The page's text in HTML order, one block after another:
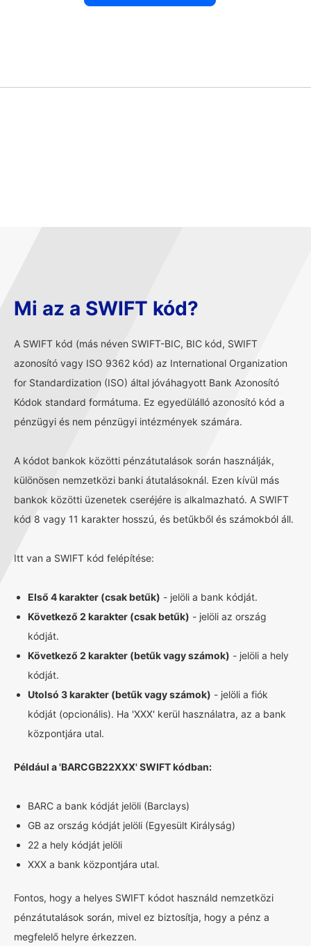
Mi az a SWIFT kód?
A SWIFT kód (más néven SWIFT-BIC, BIC kód, SWIFT
azonosító vagy ISO 9362 kód) az International Organization
for Standardization (ISO) által jóváhagyott Bank Azonosító
Kódok standard formátuma. Ez egyedülálló azonosító kód a
pénzügyi és nem pénzügyi intézmények számára.
A kódot bankok közötti pénzátutalások során használják,
különösen nemzetközi banki átutalásoknál. Ezen kívül más
bankok közötti üzenetek cseréjére is alkalmazható. A SWIFT
kód 8 vagy 11 karakter hosszú, és betűkből és számokból áll.
Itt van a SWIFT kód felépítése:
Első 4 karakter (csak betűk) - jelöli a bank kódját.
Következő 2 karakter (csak betűk) - jelöli az ország
kódját.
Következő 2 karakter (betűk vagy számok) - jelöli a hely
kódját.
Utolsó 3 karakter (betűk vagy számok) - jelöli a fiók
kódját (opcionális). Ha 'XXX' kerül használatra, az a bank
központjára utal.
Például a 'BARCGB22XXX' SWIFT kódban:
BARC a bank kódját jelöli (Barclays)
GB az ország kódját jelöli (Egyesült Királyság)
22 a hely kódját jelöli
XXX a bank központjára utal.
Fontos, hogy a helyes SWIFT kódot használd nemzetközi
pénzátutalások során, mivel ez biztosítja, hogy a pénz a
megfelelő helyre érkezzen.